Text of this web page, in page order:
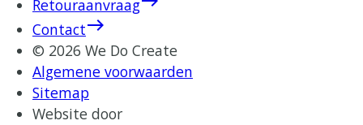
Retouraanvraag
Contacteast
© 2026 We Do Create
Algemene voorwaarden
Sitemap
Website door